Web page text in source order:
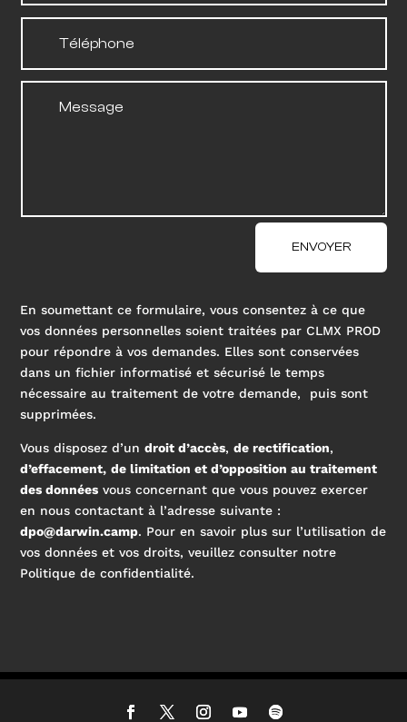
ENVOYER
En soumettant ce formulaire, vous consentez à ce que
vos données personnelles soient traitées par CLMX PROD
pour répondre à vos demandes. Elles sont conservées
dans un fichier informatisé et sécurisé le temps
nécessaire au traitement de votre demande, puis sont
supprimées.
Vous disposez d’undroit d’accès,de rectification,
d’effacement, de limitation et d’opposition au traitement
des données vous concernant que vous pouvez exercer
en nous contactant à l’adresse suivante :
dpo@darwin.camp. Pour en savoir plus sur l’utilisation de
vos données et vos droits, veuillez consulter notre
Politique de confidentialité.